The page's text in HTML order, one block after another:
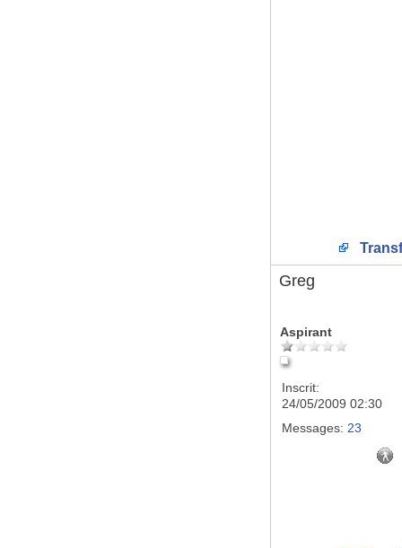
Greg
Aspirant
Inscrit:
24/05/2009 02:30
Messages: 23